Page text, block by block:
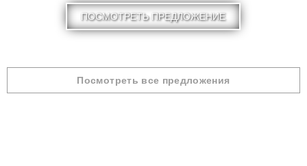
ПОСМОТРЕТЬ ПРЕДЛОЖЕНИЕ
Посмотреть все предложения